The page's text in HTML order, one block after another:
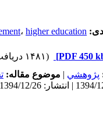
، higher education
(۱۴۸۱ دریافت)
پژوهشي | موضوع مقاله: